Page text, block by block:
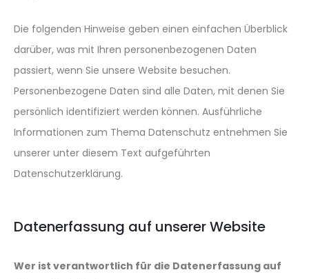
Die folgenden Hinweise geben einen einfachen Überblick
darüber, was mit Ihren personenbezogenen Daten
passiert, wenn Sie unsere Website besuchen.
Personenbezogene Daten sind alle Daten, mit denen Sie
persönlich identifiziert werden können. Ausführliche
Informationen zum Thema Datenschutz entnehmen Sie
unserer unter diesem Text aufgeführten
Datenschutzerklärung.
Datenerfassung auf unserer Website
Wer ist verantwortlich für die Datenerfassung auf